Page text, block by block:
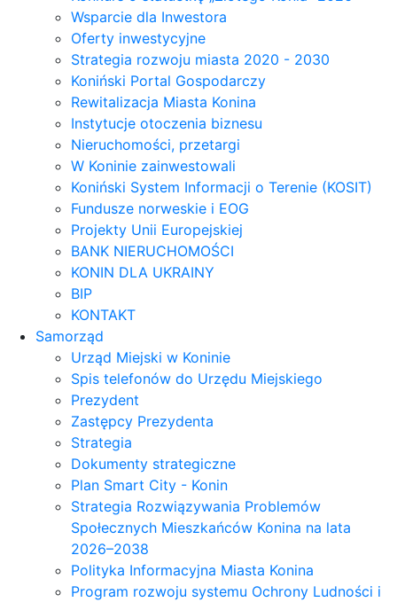
Wsparcie dla Inwestora
Oferty inwestycyjne
Strategia rozwoju miasta 2020 - 2030
Koniński Portal Gospodarczy
Rewitalizacja Miasta Konina
Instytucje otoczenia biznesu
Nieruchomości, przetargi
W Koninie zainwestowali
Koniński System Informacji o Terenie (KOSIT)
Fundusze norweskie i EOG
Projekty Unii Europejskiej
BANK NIERUCHOMOŚCI
KONIN DLA UKRAINY
BIP
KONTAKT
Samorząd
Urząd Miejski w Koninie
Spis telefonów do Urzędu Miejskiego
Prezydent
Zastępcy Prezydenta
Strategia
Dokumenty strategiczne
Plan Smart City - Konin
Strategia Rozwiązywania Problemów
Społecznych Mieszkańców Konina na lata
2026–2038
Polityka Informacyjna Miasta Konina
Program rozwoju systemu Ochrony Ludności i